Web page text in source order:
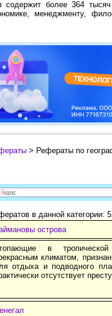
содержит более 364
менеджменту,
> Рефераты по
в данной категории:
острова
в
климатом,
отдыха и подводного
отсутствует